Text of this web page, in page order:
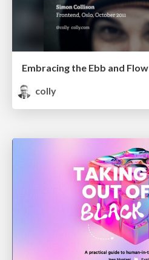
Embracing the Ebb and Flow
colly